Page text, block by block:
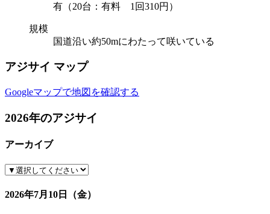
有（20台：有料 1回310円）
規模
国道沿い約50mにわたって咲いている
アジサイ マップ
Googleマップで地図を確認する
2026年のアジサイ
アーカイブ
2026年7月10日（金）